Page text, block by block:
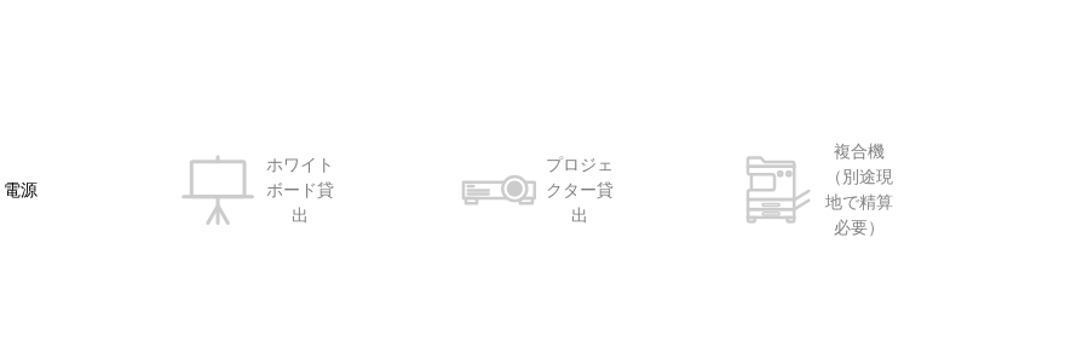
電源
ホワイト
ボード貸
出
プロジェ
クター貸
出
複合機
（別途現
地で精算
必要）